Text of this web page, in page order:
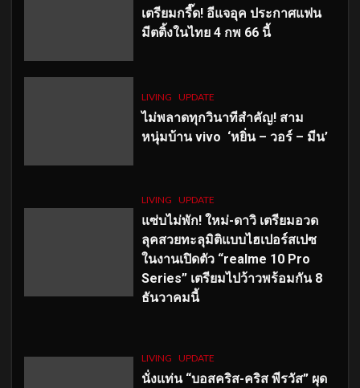
เตรียมกรี๊ด! อีแจอุค ประกาศแฟน
มีตติ้งในไทย 4 กพ 66 นี้
LIVING UPDATE
ไม่พลาดทุกวินาทีสำคัญ! สาม
หนุ่มบ้าน vivo ‘หยิ่น – วอร์ – มีน’
LIVING UPDATE
แซ่บไม่พัก! ใหม่-ดาวิ เตรียมอวด
ลุคสวยทะลุมิติแบบไฮเปอร์สเปซ
ในงานเปิดตัว “realme 10 Pro
Series” เตรียมไปว้าวพร้อมกัน 8
ธันวาคมนี้
LIVING UPDATE
นั่งแท่น “บอสคริส-คริส พีรวัส” ผุด